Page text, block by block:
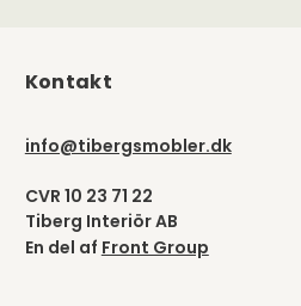
Kontakt
info@tibergsmobler.dk
CVR 10 23 71 22
Tiberg Interiör AB
En del af Front Group